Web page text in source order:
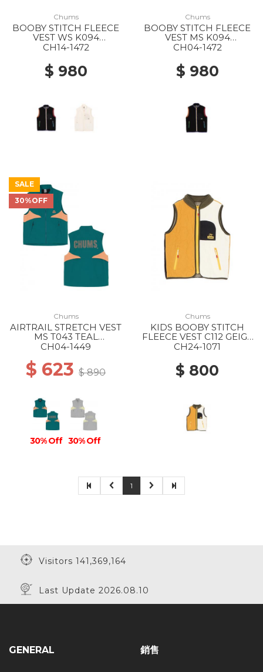
Chums
BOOBY STITCH FLEECE
VEST WS K094
BLACK/RAINBOW
CH14-1472
$ 980
Chums
BOOBY STITCH FLEECE
VEST MS K094
BLACK/RAINBOW
CH04-1472
$ 980
SALE
30%OFF
Chums
AIRTRAIL STRETCH VEST
MS T043 TEAL
GREEN/ORANGE
CH04-1449
$ 623 $ 890
30% Off 30% Off
Chums
KIDS BOOBY STITCH
FLEECE VEST C112 GEIGE
CRAZY
CH24-1071
$ 800
1
Visitors 141,369,164
Last Update 2026.08.10
GENERAL 銷售